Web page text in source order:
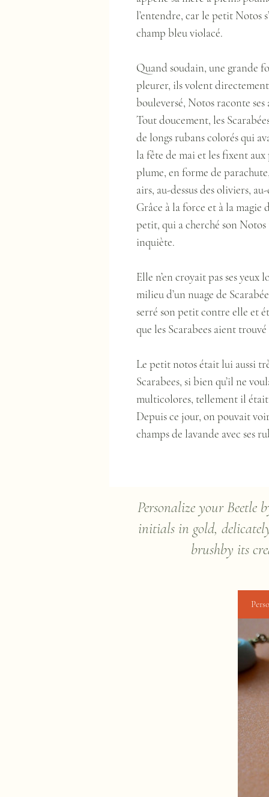
l’entendre, car le petit Notos
champ bleu violacé.
Quand soudain, une grande
pleurer, ils volent
bouleversé, Notos raconte
Tout doucement, les
de longs rubans colorés qui
la fête de mai et les fixent
plume, en forme de
airs, au-dessus des oliviers,
Grâce à la force et à la magie
petit, qui a cherché son
inquiète.
Elle n’en croyait pas ses yeux
milieu d’un nuage de
serré son petit contre elle et
que les Scarabees aient
Le petit notos était lui aussi
Scarabees, si bien qu’il ne
multicolores, tellement il
Depuis ce jour, on pouvait
champs de lavande avec ses
Personalize your Beetle
initials in gold,
brushby its